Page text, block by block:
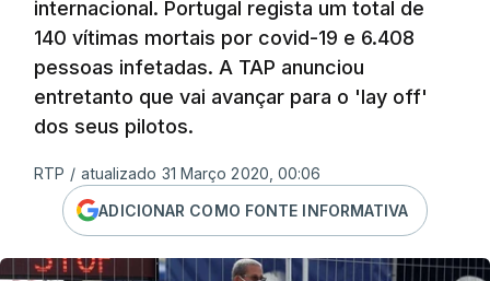
internacional. Portugal regista um total de
140 vítimas mortais por covid-19 e 6.408
pessoas infetadas. A TAP anunciou
entretanto que vai avançar para o 'lay off'
dos seus pilotos.
RTP / atualizado 31 Março 2020, 00:06
ADICIONAR COMO FONTE INFORMATIVA